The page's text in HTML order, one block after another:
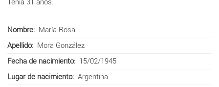
Tenía 31 años.
Nombre
María Rosa
Apellido
Mora González
Fecha de nacimiento
15/02/1945
Lugar de nacimiento
Argentina